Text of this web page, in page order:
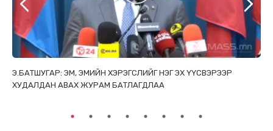
Э.БАТШУГАР: ЭМ, ЭМИЙН ХЭРЭГСЛИЙГ НЭГ ЭХ ҮҮСВЭРЭЭР
ХУДАЛДАН АВАХ ЖУРАМ БАТЛАГДЛАА